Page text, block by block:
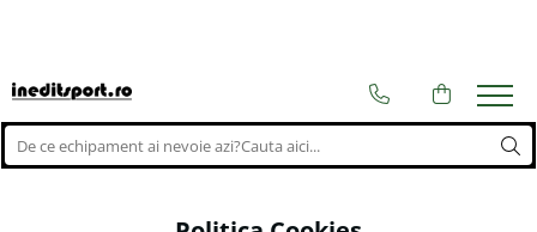
Echipamente de joc
Echipamente portari
Ghete fotbal
Ghete de sala
F.C. Sharks
Luceafarul Scobinti
Pachete complete
Pachete Promo